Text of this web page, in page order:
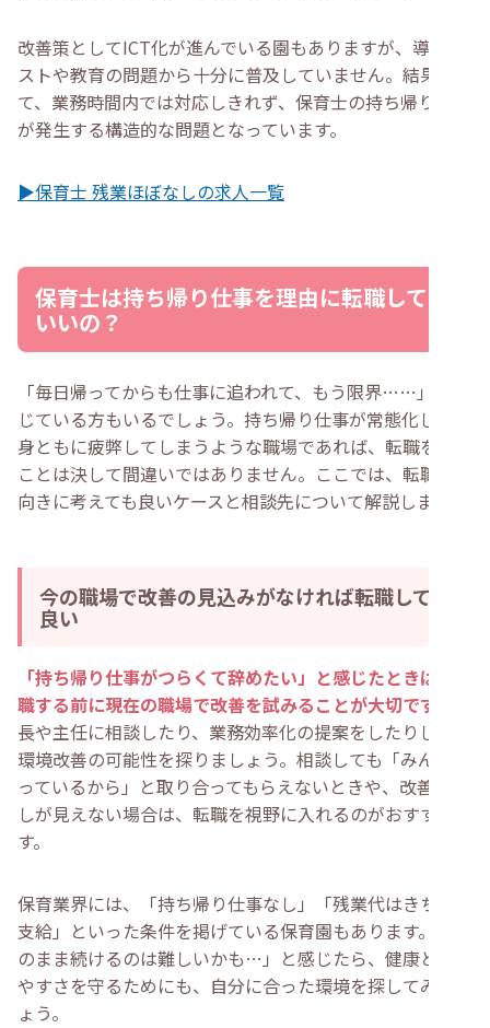
改善策としてICT化が進んでいる園もありますが、導入コ
ストや教育の問題から十分に普及していません。結果とし
て、業務時間内では対応しきれず、保育士の持ち帰り仕事
が発生する構造的な問題となっています。
▶保育士 残業ほぼなしの求人一覧
保育士は持ち帰り仕事を理由に転職しても
いいの？
「毎日帰ってからも仕事に追われて、もう限界……」と感
じている方もいるでしょう。持ち帰り仕事が常態化し、心
身ともに疲弊してしまうような職場であれば、転職を選ぶ
ことは決して間違いではありません。ここでは、転職を前
向きに考えても良いケースと相談先について解説します。
今の職場で改善の見込みがなければ転職しても
良い
「持ち帰り仕事がつらくて辞めたい」と感じたときは、退
職する前に現在の職場で改善を試みることが大切です
長や主任に相談したり、業務効率化の提案をしたりして、
環境改善の可能性を探りましょう。相談しても「みんなや
っているから」と取り合ってもらえないときや、改善の兆
しが見えない場合は、転職を視野に入れるのがおすすめで
す。
保育業界には、「持ち帰り仕事なし」「残業代はきちんと
支給」といった条件を掲げている保育園もあります。「こ
のまま続けるのは難しいかも…」と感じたら、健康と働き
やすさを守るためにも、自分に合った環境を探してみまし
ょう。